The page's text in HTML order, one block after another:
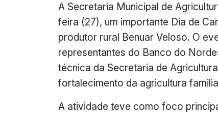
A Secretaria Municipal de
feira (27), um importante Dia de
produtor rural Benuar Veloso. O
representantes do Banco do
técnica da Secretaria de
fortalecimento da agricultura
A atividade teve como foco